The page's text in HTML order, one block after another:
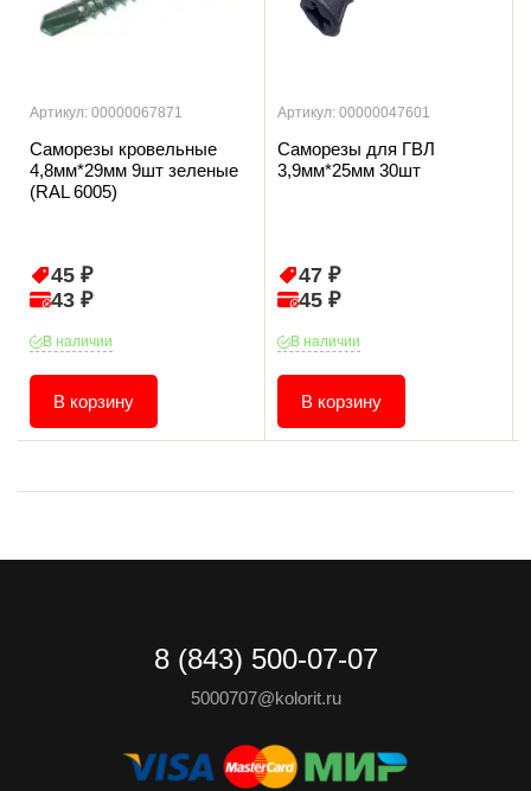
Артикул: 00000067871
Саморезы кровельные
4,8мм*29мм 9шт зеленые
(RAL 6005)
45 ₽
43 ₽
В наличии
В корзину
Артикул: 00000047601
Саморезы для ГВЛ
3,9мм*25мм 30шт
47 ₽
45 ₽
В наличии
В корзину
8 (843) 500-07-07
5000707@kolorit.ru